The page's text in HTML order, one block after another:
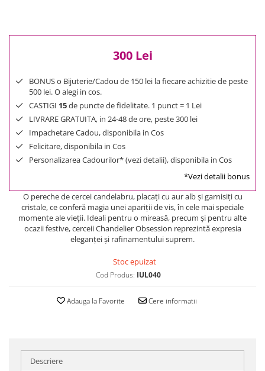
300 Lei
BONUS o Bijuterie/Cadou de 150 lei la fiecare achizitie de peste
500 lei. O alegi in cos.
CASTIGI 15de puncte de fidelitate. 1 punct = 1 Lei
LIVRARE GRATUITA, in 24-48 de ore, peste 300 lei
Impachetare Cadou, disponibila in Cos
Felicitare, disponibila in Cos
Personalizarea Cadourilor* (vezi detalii), disponibila in Cos
*Vezi detalii bonus
O pereche de cercei candelabru, placaţi cu aur alb şi garnisiţi cu
cristale, ce conferă magia unei apariţii de vis, în cele mai speciale
momente ale vieţii. Ideali pentru o mireasă, precum şi pentru alte
ocazii festive, cerceii Chandelier Obsession reprezintă expresia
eleganţei şi rafinamentului suprem.
Stoc epuizat
Cod Produs: IUL040
Adauga la Favorite Cere informatii
Descriere